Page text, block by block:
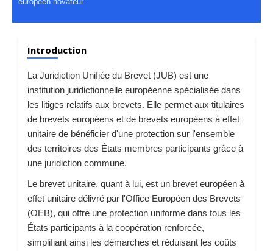
européen novateur
Introduction
La Juridiction Unifiée du Brevet (JUB) est une
institution juridictionnelle européenne spécialisée dans
les litiges relatifs aux brevets. Elle permet aux titulaires
de brevets européens et de brevets européens à effet
unitaire de bénéficier d'une protection sur l'ensemble
des territoires des États membres participants grâce à
une juridiction commune.
Le brevet unitaire, quant à lui, est un brevet européen à
effet unitaire délivré par l'Office Européen des Brevets
(OEB), qui offre une protection uniforme dans tous les
États participants à la coopération renforcée,
simplifiant ainsi les démarches et réduisant les coûts